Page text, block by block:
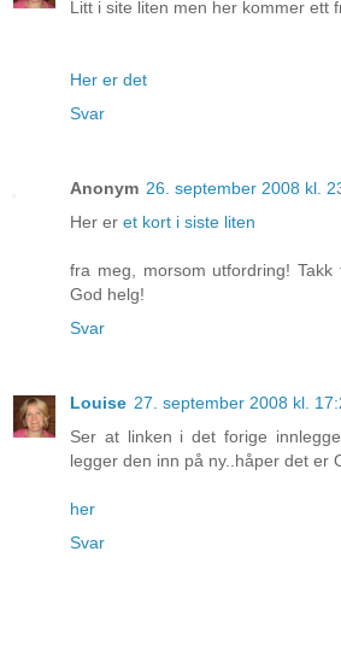
Litt i site liten men her kommer ett
Her er det
Svar
Anonym 26. september 2008 kl.
Her er et kort i siste liten
fra meg, morsom utfordring!
God helg!
Svar
Louise 27. september 2008 kl.
Ser at linken i det forige
legger den inn på ny..håper det er
her
Svar